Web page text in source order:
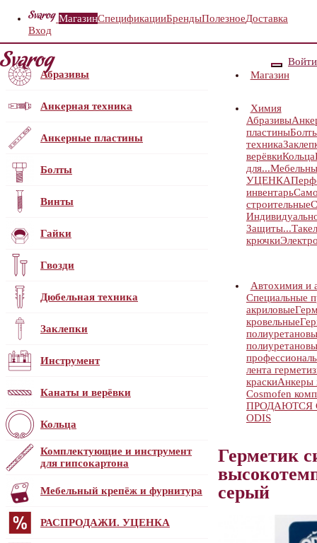
МагазинСпецификацииБрендыПолезноеДоставка
Вход
Войти
Абразивы
Анкерная техника
Анкерные пластины
Болты
Винты
Гайки
Гвозди
Дюбельная техника
Заклепки
Инструмент
Канаты и верёвки
Кольца
Комплектующие и инструмент
для гипсокартона
Мебельный крепёж и фурнитура
РАСПРОДАЖИ. УЦЕНКА
Магазин
Химия
Абразивы
пластины
техника
верёвкиКольца
для...
УЦЕНКА
инвентарь
строительные
Защиты...
крючки
Автохимия и
акриловые
кровельные
лента
краскиАнкеры
Cosmofen
ПРОДАЮТСЯ
ODIS
Герметик
серый